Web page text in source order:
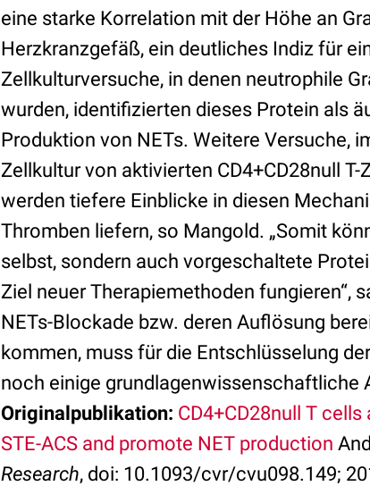
eine starke Korrelation mit der Höhe an
Herzkranzgefäß, ein deutliches Indiz für
Zellkulturversuche, in denen neutrophile
wurden, identifizierten dieses Protein als
Produktion von NETs. Weitere Versuche,
Zellkultur von aktivierten CD4+CD28null
werden tiefere Einblicke in diesen
Thromben liefern, so Mangold. „Somit
selbst, sondern auch vorgeschaltete
Ziel neuer Therapiemethoden fungieren“,
NETs-Blockade bzw. deren Auflösung
kommen, muss für die Entschlüsselung
noch einige grundlagenwissenschaftliche
Originalpublikation: CD4+CD28null T
STE-ACS and promote NET production
Research, doi: 10.1093/cvr/cvu098.149;